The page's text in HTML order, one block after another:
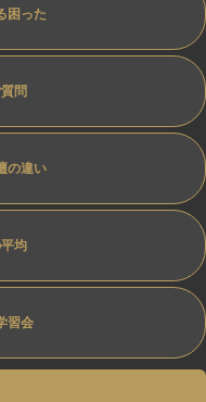
困った
問
の違い
均
習会